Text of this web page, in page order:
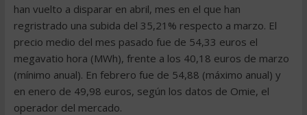
han vuelto a disparar en abril, mes en el que han
regristrado una subida del 35,21% respecto a marzo. El
precio medio del mes pasado fue de 54,33 euros el
megavatio hora (MWh), frente a los 40,18 euros de marzo
(mínimo anual). En febrero fue de 54,88 (máximo anual) y
en enero de 49,98 euros, según los datos de Omie, el
operador del mercado.